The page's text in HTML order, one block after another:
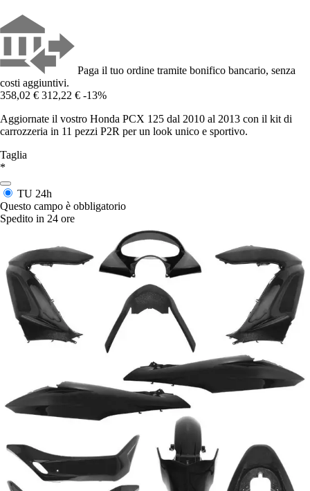
Paga il tuo ordine tramite bonifico bancario, senza
costi aggiuntivi.
358,02 € 312,22 € -13%
Aggiornate il vostro Honda PCX 125 dal 2010 al 2013 con il kit di
carrozzeria in 11 pezzi P2R per un look unico e sportivo.
Taglia
*
TU 24h
Questo campo è obbligatorio
Spedito in 24 ore